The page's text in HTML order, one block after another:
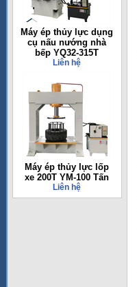
Máy ép thủy lực dụng
cụ nấu nướng nhà
bếp YQ32-315T
Liên hệ
Máy ép thủy lực lốp
xe 200T YM-100 Tấn
Liên hệ